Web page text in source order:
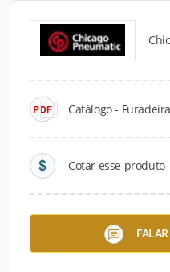
Catálogo -
Cotar esse produto
Catálogos
Chave de Impacto CP6060